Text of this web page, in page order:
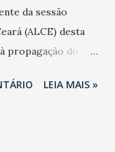
da sessão
(ALCE) desta
propagação do
da
LEIA MAIS »